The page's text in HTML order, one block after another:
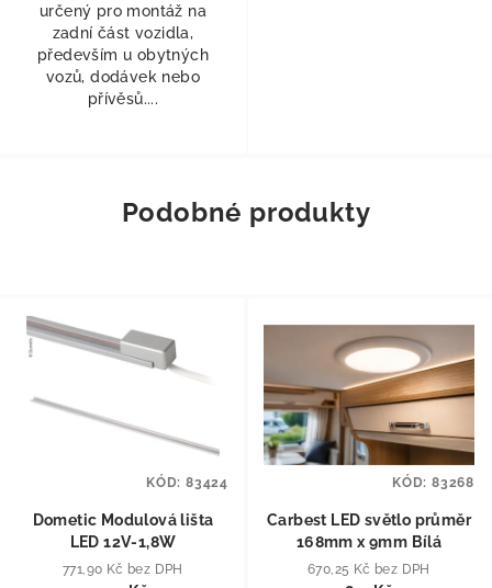
určený pro montáž na
zadní část vozidla,
především u obytných
vozů, dodávek nebo
přívěsů....
Podobné produkty
Dometic Modulová lišta
LED 12V-1,8W
771,90 Kč bez DPH
KÓD: 83424
Carbest LED světlo průměr
168mm x 9mm Bílá
670,25 Kč bez DPH
KÓD: 83268